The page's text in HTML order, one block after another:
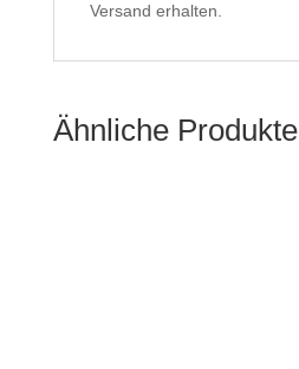
Versand erhalten.
Ähnliche Produkte